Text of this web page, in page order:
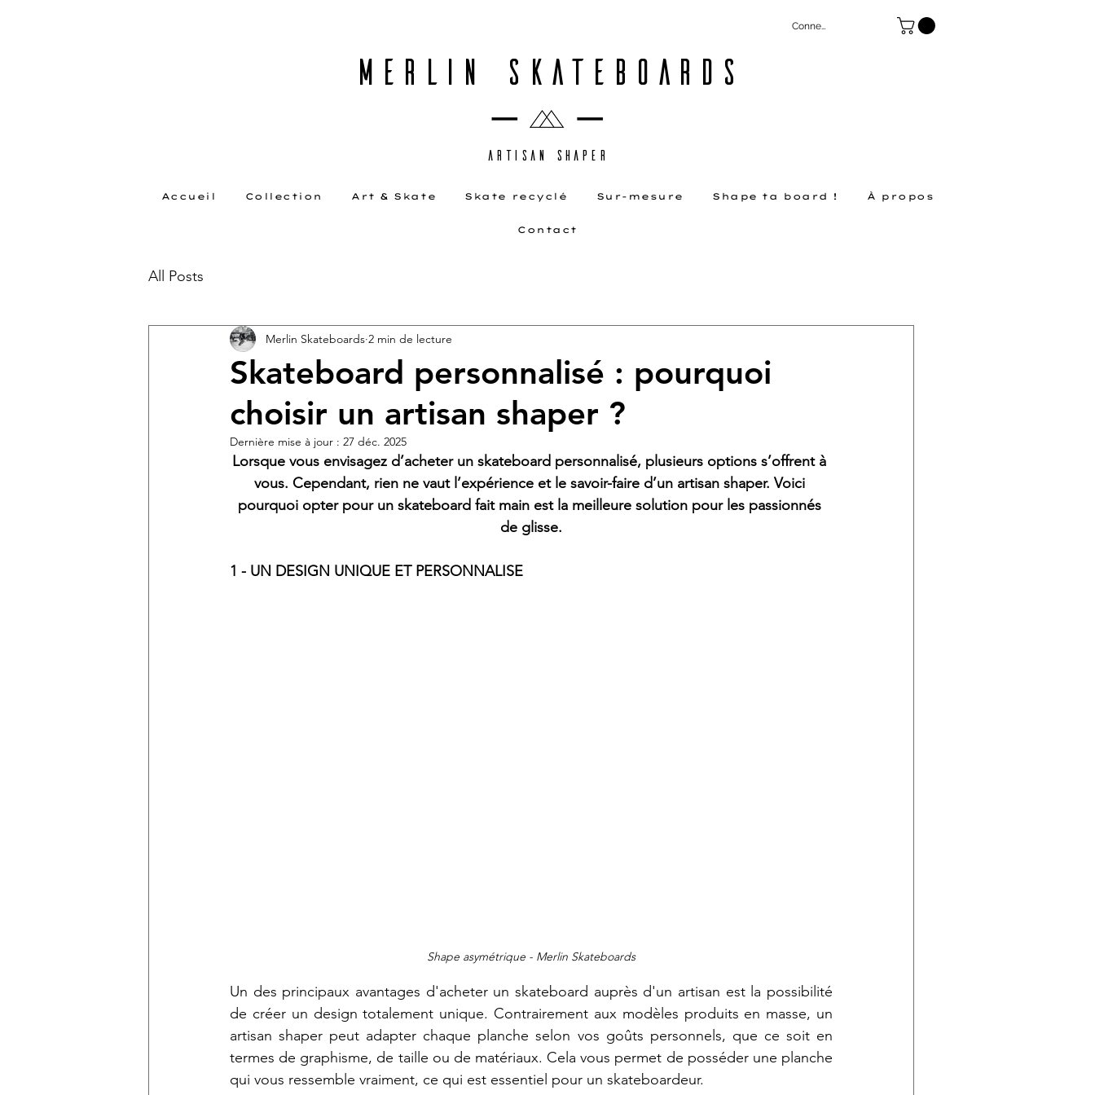
Connexion
MERLIN SKATEBOARDS
ARTISAN SHAPER
Accueil Collection Art & Skate Skate recyclé Sur-mesure Shape ta board ! À propos
Contact
All Posts
Skateboard personnalisé : pourquoi
choisir un artisan shaper ?
Merlin Skateboards 2 min de lecture
Dernière mise à jour : 27 déc. 2025
Lorsque vous envisagez d’acheter un skateboard personnalisé, plusieurs options s’offrent à
vous. Cependant, rien ne vaut l’expérience et le savoir-faire d’un artisan shaper. Voici
pourquoi opter pour un skateboard fait main est la meilleure solution pour les passionnés
de glisse.
1 - UN DESIGN UNIQUE ET PERSONNALISE
Shape asymétrique - Merlin Skateboards
Un des principaux avantages d'acheter un skateboard auprès d'un artisan est la possibilité
de créer un design totalement unique. Contrairement aux modèles produits en masse, un
artisan shaper peut adapter chaque planche selon vos goûts personnels, que ce soit en
termes de graphisme, de taille ou de matériaux. Cela vous permet de posséder une planche
qui vous ressemble vraiment, ce qui est essentiel pour un skateboardeur.